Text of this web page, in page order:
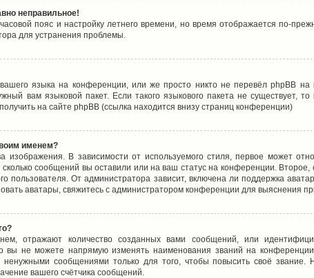
неправильное!
пояс и настройку летнего времени, но время отображается по-
для устранения проблемы.
языка на конференции, или же просто никто не перевёл phpBB
вам языковой пакет. Если такого языкового пакета не существует,
на сайте phpBB (ссылка находится внизу страниц конференции)
именем?
изображения. В зависимости от используемого стиля, первое может
сообщений вы оставили или на ваш статус на конференции.
пользователя. От администратора зависит, включена ли поддержка
аватары, свяжитесь с администратором конференции для выяснения
отражают количество созданных вами сообщений, или
вы не можете напрямую изменять наименования званий на
сообщениями только для того, чтобы повысить своё
вашего счётчика сообщений.